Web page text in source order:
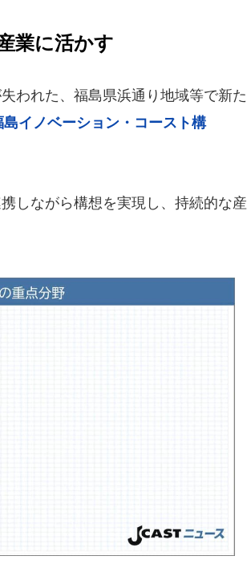
業に活かす
われた、福島県浜通り地域等で新た
島イノベーション・コースト構
しながら構想を実現し、持続的な産